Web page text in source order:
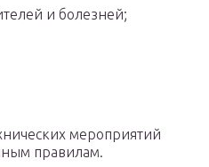
и болезней;
мероприятий
правилам.